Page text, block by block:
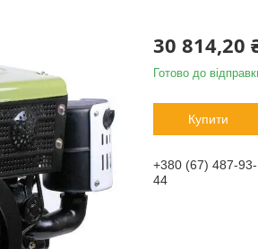
30 814,20
Готово до
Купити
+380 (67) 487-93-
44